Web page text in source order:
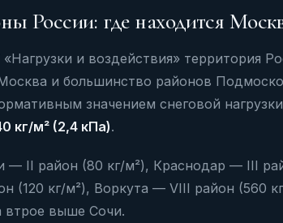
России: где находится
и воздействия» территория
и большинство районов
значением снеговой
кг/м² (2,4 кПа).
— II район (80 кг/м²), Краснодар — III
(120 кг/м²), Воркута — VIII район (560
втрое выше Сочи.